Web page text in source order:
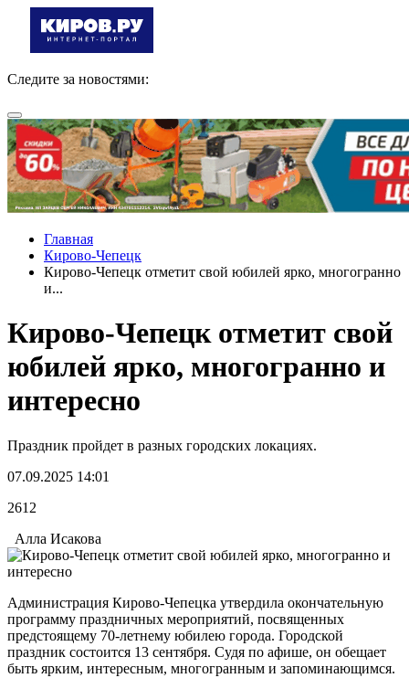
Следите за новостями:
Главная
Кирово-Чепецк
Кирово-Чепецк отметит свой юбилей ярко, многогранно
и...
Кирово-Чепецк отметит свой
юбилей ярко, многогранно и
интересно
Праздник пройдет в разных городских локациях.
07.09.2025 14:01
2612
Алла Исакова
Администрация Кирово-Чепецка утвердила окончательную
программу праздничных мероприятий, посвященных
предстоящему 70-летнему юбилею города. Городской
праздник состоится 13 сентября. Судя по афише, он обещает
быть ярким, интересным, многогранным и запоминающимся.